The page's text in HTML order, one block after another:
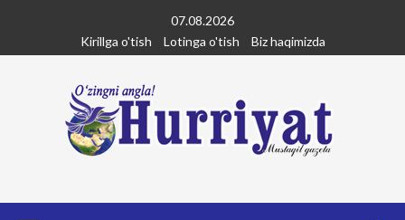
content
07.08.2026
Kirillga o'tish
Lotinga o'tish Biz haqimizda